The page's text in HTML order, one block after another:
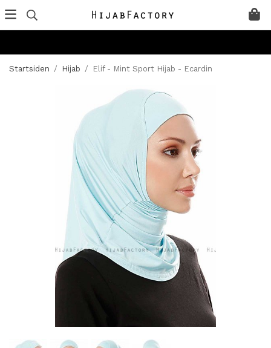
Startsiden / Hijab / Elif - Mint Sport Hijab - Ecardin